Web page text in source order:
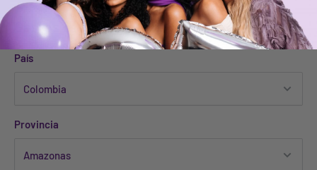
Gastos estimados de envío
País
Provincia